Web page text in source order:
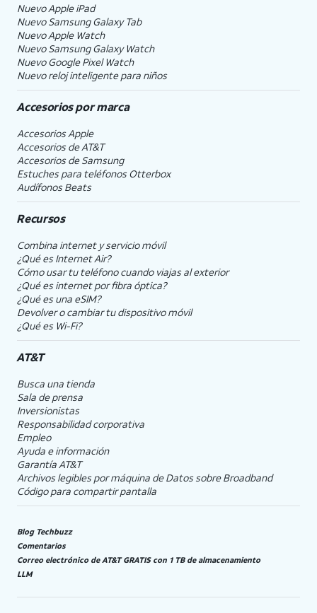
Nuevo Apple iPad
Nuevo Samsung Galaxy Tab
Nuevo Apple Watch
Nuevo Samsung Galaxy Watch
Nuevo Google Pixel Watch
Nuevo reloj inteligente para niños
Accesorios por marca
Accesorios Apple
Accesorios deAT&T
Accesorios de Samsung
Estuches para teléfonos Otterbox
Audífonos Beats
Recursos
Combina internet y servicio móvil
¿Qué es Internet Air?
Cómo usar tu teléfono cuando viajas al exterior
¿Qué es internet por fibra óptica?
¿Qué es una eSIM?
Devolver o cambiar tu dispositivo móvil
¿Qué es Wi-Fi?
AT&T
Busca una tienda
Sala de prensa
Inversionistas
Responsabilidad corporativa
Empleo
Ayuda e información
Garantía AT&T
Archivos legibles por máquina de Datos sobre Broadband
Código para compartir pantalla
Blog Techbuzz
Comentarios
Correo electrónico de AT&T GRATIS con 1 TB de almacenamiento
LLM